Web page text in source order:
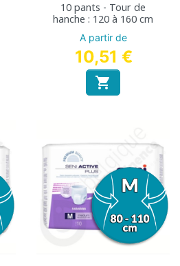
10 pants - Tour de
hanche : 120 à 160 cm
A partir de
10,51 €
